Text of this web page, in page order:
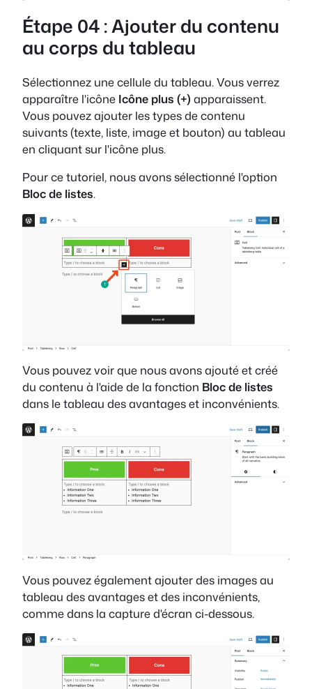
Étape 04 : Ajouter du contenu
au corps du tableau
Sélectionnez une cellule du tableau. Vous verrez
apparaître l'icône Icône plus (+) apparaissent.
Vous pouvez ajouter les types de contenu
suivants (texte, liste, image et bouton) au tableau
en cliquant sur l'icône plus.
Pour ce tutoriel, nous avons sélectionné l'option
Bloc de listes.
Vous pouvez voir que nous avons ajouté et créé
du contenu à l'aide de la fonction Bloc de listes
dans le tableau des avantages et inconvénients.
Vous pouvez également ajouter des images au
tableau des avantages et des inconvénients,
comme dans la capture d'écran ci-dessous.